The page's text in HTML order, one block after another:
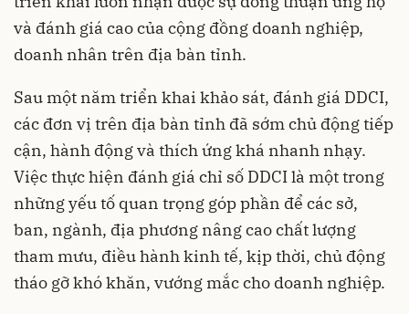
và đánh giá cao của cộng đồng doanh nghiệp,
doanh nhân trên địa bàn tỉnh.
Sau một năm triển khai khảo sát, đánh giá DDCI,
các đơn vị trên địa bàn tỉnh đã sớm chủ động tiếp
cận, hành động và thích ứng khá nhanh nhạy.
Việc thực hiện đánh giá chỉ số DDCI là một trong
những yếu tố quan trọng góp phần để các sở,
ban, ngành, địa phương nâng cao chất lượng
tham mưu, điều hành kinh tế, kịp thời, chủ động
tháo gỡ khó khăn, vướng mắc cho doanh nghiệp.